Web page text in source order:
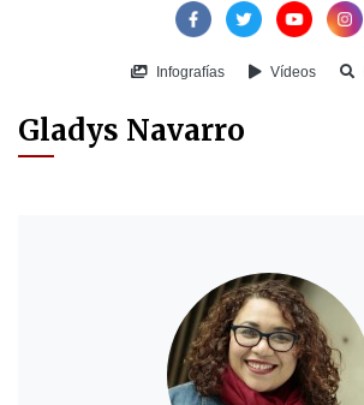
Infografías Vídeos
Gladys Navarro